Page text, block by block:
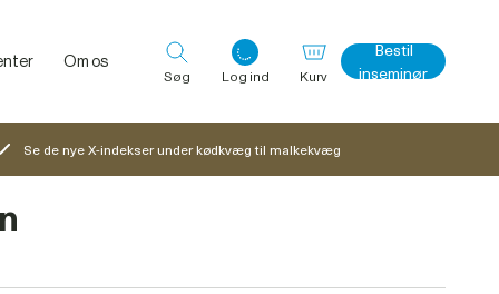
Om os
Søg Log ind Kurv
Bestil
inseminør
Se de nye X-indekser under kødkvæg til malkekvæg